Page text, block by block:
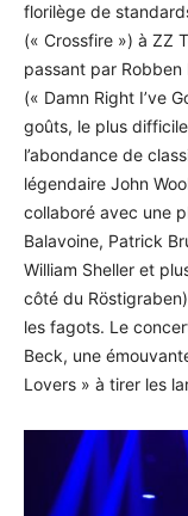
florilège de
(« Crossfire ») à ZZ
passant par
(« Damn Right I’ve
goûts, le plus
l’abondance de
légendaire John
collaboré avec une
Balavoine, Patrick
William Sheller et
côté du
les fagots. Le
Beck, une
Lovers » à tirer les